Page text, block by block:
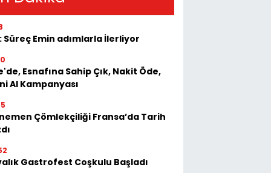
Süreç Emin adımlarla İlerliyor
Esnafına Sahip Çık, Nakit Öde,
Al Kampanyası
Çömlekçiliği Fransa’da Tarih
Gastrofest Coşkulu Başladı